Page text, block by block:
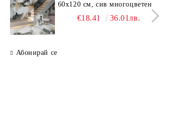
60x120 см, сив многоцветен
€18.41 36.01лв.
Абонирай се